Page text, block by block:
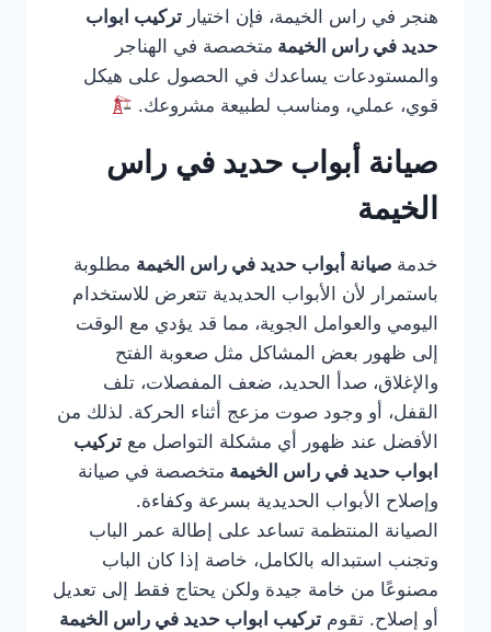
هنجر في راس الخيمة، فإن اختيار تركيب ابواب
حديد في راس الخيمة متخصصة في الهناجر
والمستودعات يساعدك في الحصول على هيكل
قوي، عملي، ومناسب لطبيعة مشروعك.
صيانة أبواب حديد في راس
الخيمة
خدمة صيانة أبواب حديد في راس الخيمة مطلوبة
باستمرار لأن الأبواب الحديدية تتعرض للاستخدام
اليومي والعوامل الجوية، مما قد يؤدي مع الوقت
إلى ظهور بعض المشاكل مثل صعوبة الفتح
والإغلاق، صدأ الحديد، ضعف المفصلات، تلف
القفل، أو وجود صوت مزعج أثناء الحركة. لذلك من
الأفضل عند ظهور أي مشكلة التواصل مع تركيب
ابواب حديد في راس الخيمة متخصصة في صيانة
وإصلاح الأبواب الحديدية بسرعة وكفاءة.
الصيانة المنتظمة تساعد على إطالة عمر الباب
وتجنب استبداله بالكامل، خاصة إذا كان الباب
مصنوعًا من خامة جيدة ولكن يحتاج فقط إلى تعديل
أو إصلاح. تقوم تركيب ابواب حديد في راس الخيمة